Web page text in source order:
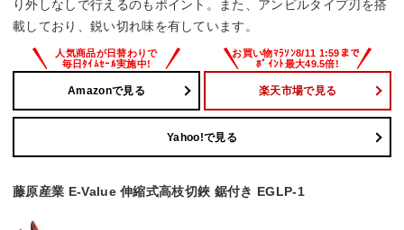
り外しなしで行えるのもポイント。また、アンビルタイプ刃を搭
載しており、鋭い切れ味を有しています。
Amazonで見る 楽天市場で見る
Yahoo!で見る
藤原産業 E-Value 伸縮式高枝切鋏 鋸付き EGLP-1